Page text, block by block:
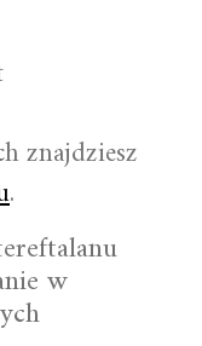
znajdziesz
.
w